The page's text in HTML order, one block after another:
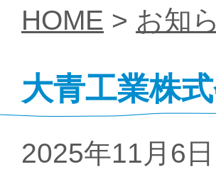
HOME > お知
大青工業株
2025年11月6日